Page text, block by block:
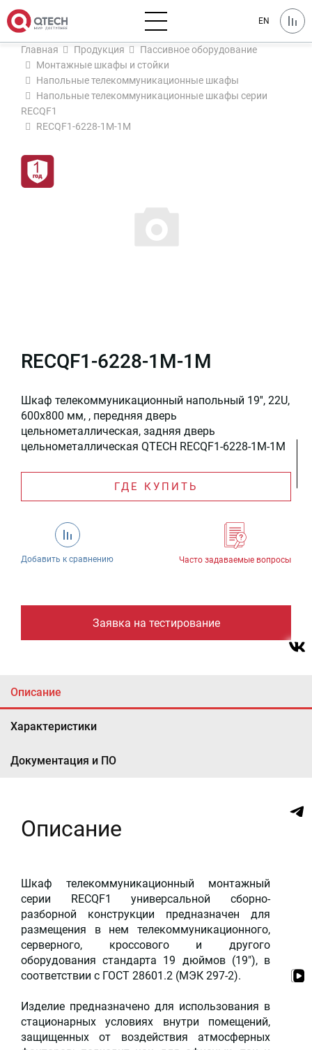
EN
Главная Продукция
Пассивное оборудование
Монтажные шкафы и стойки
Напольные телекоммуникационные шкафы
Напольные телекоммуникационные шкафы серии
RECQF1
RECQF1-6228-1M-1M
RECQF1-6228-1M-1M
Шкаф телекоммуникационный напольный 19'', 22U,
600x800 мм, , передняя дверь
цельнометаллическая, задняя дверь
цельнометаллическая QTECH RECQF1-6228-1M-1M
ГДЕ КУПИТЬ
Добавить к сравнению Часто задаваемые вопросы
Заявка на тестирование
Описание
Характеристики
Документация и ПО
Описание
Шкаф телекоммуникационный монтажный
серии RECQF1 универсальной сборно-
разборной конструкции предназначен для
размещения в нем телекоммуникационного,
серверного, кроссового и другого
оборудования стандарта 19 дюймов (19"), в
соответствии с ГОСТ 28601.2 (МЭК 297-2).
Изделие предназначено для использования в
стационарных условиях внутри помещений,
защищенных от воздействия атмосферных